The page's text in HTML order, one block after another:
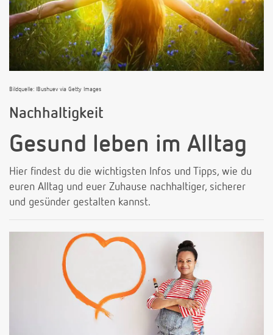
Bildquelle: IBushuev via Getty Images
Nachhaltigkeit
Gesund leben im Alltag
Hier findest du die wichtigsten Infos und Tipps, wie du
euren Alltag und euer Zuhause nachhaltiger, sicherer
und gesünder gestalten kannst.